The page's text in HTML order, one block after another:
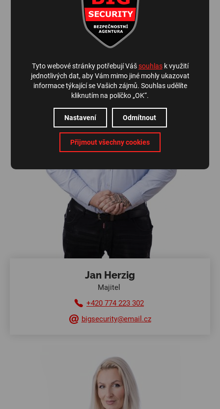
Kontaktujte nás
Jan Herzig
Majitel
+420 774 223 302
bigsecurity@email.cz
Tyto webové stránky potřebují Vášsouhlask využití
jednotlivých dat, aby Vám mimo jiné mohly ukazovat
informace týkající se Vašich zájmů. Souhlas udělíte
kliknutím na políčko „OK“.
Nastavení Odmítnout
Přijmout všechny cookies